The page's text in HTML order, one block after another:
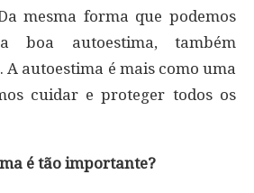
mesma forma que podemos
boa autoestima, também
A autoestima é mais como uma
cuidar e proteger todos os
é tão importante?